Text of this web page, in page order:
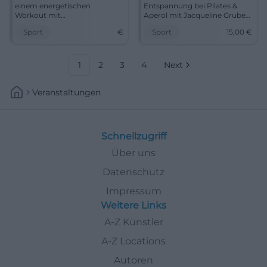
einem energetischen
Workout mit
Kronschnabl im Raum der
Sport €
Entspannung bei Pilates &
Aperol mit Jacqueline Gruber
Deggendorf.
Sport 15,00 €
1 2 3 4 Next
Veranstaltungen
Schnellzugriff
Über uns
Datenschutz
Impressum
Weitere Links
A-Z Künstler
A-Z Locations
Autoren